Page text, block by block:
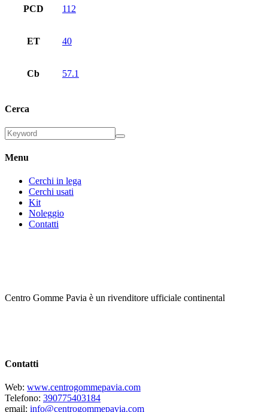
PCD 112
ET 40
Cb 57.1
Cerca
Menu
Cerchi in lega
Cerchi usati
Kit
Noleggio
Contatti
Centro Gomme Pavia è un rivenditore ufficiale continental
Contatti
Web: www.centrogommepavia.com
Telefono: 390775403184
email: info@centrogommepavia.com